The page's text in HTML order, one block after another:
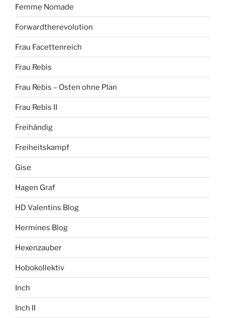
Femme Nomade
Forwardtherevolution
Frau Facettenreich
Frau Rebis
Frau Rebis – Osten ohne Plan
Frau Rebis II
Freihändig
Freiheitskampf
Gise
Hagen Graf
HD Valentins Blog
Hermines Blog
Hexenzauber
Hobokollektiv
Inch
Inch II